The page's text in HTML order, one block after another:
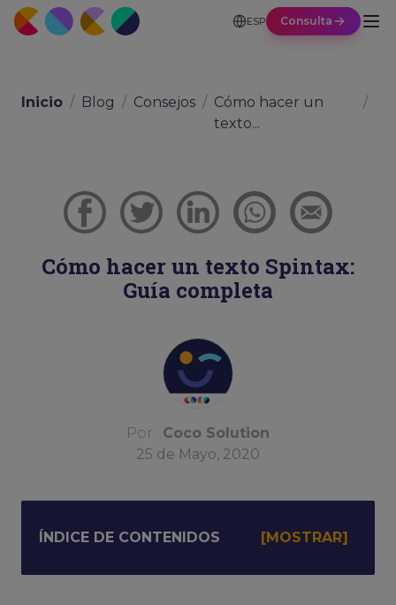
ESP Consulta
Inicio / Blog / Consejos / Cómo hacer un
texto...
/
Cómo hacer un texto Spintax:
Guía completa
Por : Coco Solution
25 de Mayo, 2020
ÍNDICE DE CONTENIDOS